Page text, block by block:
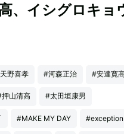
、イシグロキョ
野喜孝 #河森正治 #安達寛
山清高 #太田垣康男
#MAKE MY DAY #exception